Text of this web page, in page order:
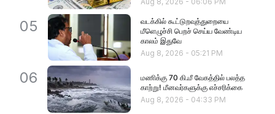
05
வடக்கில் கூட்டுறவுத்துறையை
மீளெழுச்சி பெறச் செய்ய வேண்டிய
காலம் இதுவே
Aug 8, 2026 - 05:21 PM
06
மணிக்கு 70 கி.மீ வேகத்தில் பலத்த
காற்று! மீனவர்களுக்கு எச்சரிக்கை
Aug 8, 2026 - 04:33 PM